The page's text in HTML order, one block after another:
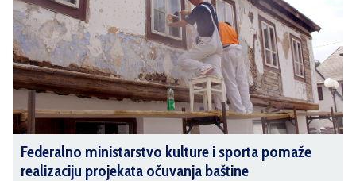
Federalno ministarstvo kulture i sporta pomaže
realizaciju projekata očuvanja baštine